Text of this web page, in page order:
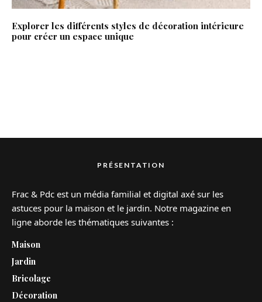
Explorer les différents styles de décoration intérieure
pour créer un espace unique
PRÉSENTATION
Frac & Pdc est un média familial et digital axé sur les
astuces pour la maison et le jardin. Notre magazine en
ligne aborde les thématiques suivantes :
Maison
Jardin
Bricolage
Décoration